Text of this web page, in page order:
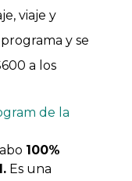
viaje y
y se
a los
de la
100%
Es una